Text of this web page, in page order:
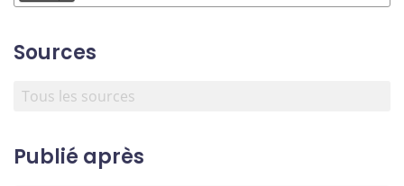
Sources
Publié après